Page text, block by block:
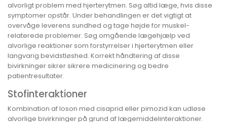
alvorligt problem med hjerterytmen. Søg altid læge, hvis disse
symptomer opstår. Under behandlingen er det vigtigt at
overvåge leverens sundhed og tage højde for muskel-
relaterede problemer. Søg omgående lægehjælp ved
alvorlige reaktioner som forstyrrelser i hjerterytmen eller
langvarig bevidstløshed. Korrekt håndtering af disse
bivirkninger sikrer sikrere medicinering og bedre
patientresultater.
Stofinteraktioner
Kombination af loson med cisaprid eller pimozid kan udløse
alvorlige bivirkninger på grund af lægemiddelinteraktioner.